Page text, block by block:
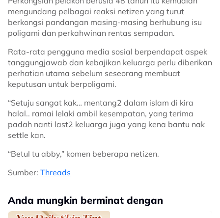
mengundang pelbagai reaksi netizen yang turut
berkongsi pandangan masing-masing berhubung isu
poligami dan perkahwinan rentas sempadan.
Rata-rata pengguna media sosial berpendapat aspek
tanggungjawab dan kebajikan keluarga perlu diberikan
perhatian utama sebelum seseorang membuat
keputusan untuk berpoligami.
“Setuju sangat kak… mentang2 dalam islam di kira
halal.. ramai lelaki ambil kesempatan, yang terima
padah nanti last2 keluarga juga yang kena bantu nak
settle kan.
“Betul tu abby,” komen beberapa netizen.
Sumber: Threads
Anda mungkin berminat dengan